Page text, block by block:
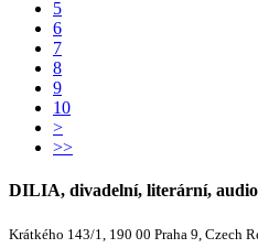
5
6
7
8
9
10
>
>>
DILIA, divadelní, literární,
Krátkého 143/1, 190 00 Praha 9, Czech